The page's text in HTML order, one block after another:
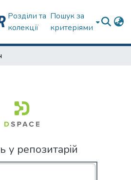
Розділи та
колекції
Пошук за
критеріями
у репозитарій